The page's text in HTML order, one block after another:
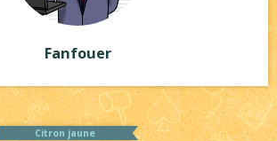
Fanfouer
Citron jaune